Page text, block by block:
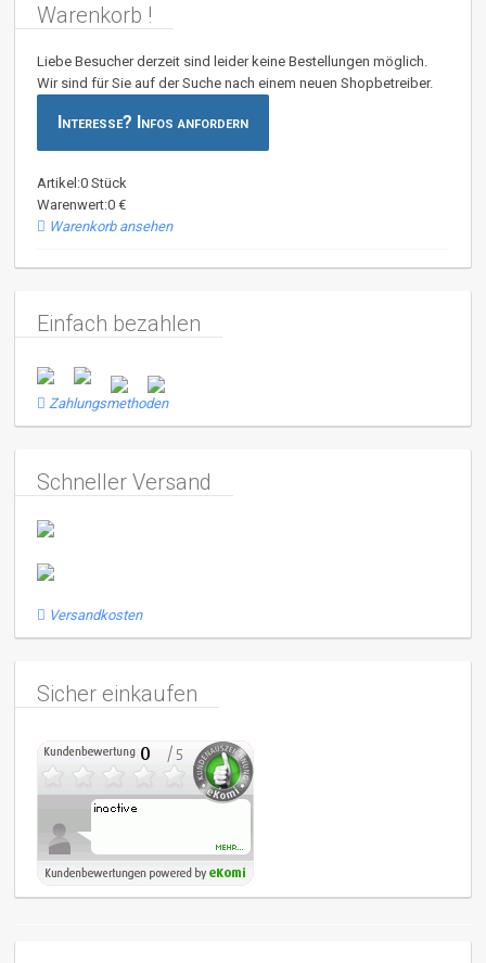
Warenkorb !
Liebe Besucher derzeit sind leider keine Bestellungen möglich.
Wir sind für Sie auf der Suche nach einem neuen Shopbetreiber.
Interesse? Infos anfordern
Artikel:0 Stück
Warenwert:0 €
Warenkorb ansehen
Einfach bezahlen
Zahlungsmethoden
Schneller Versand
Versandkosten
Sicher einkaufen